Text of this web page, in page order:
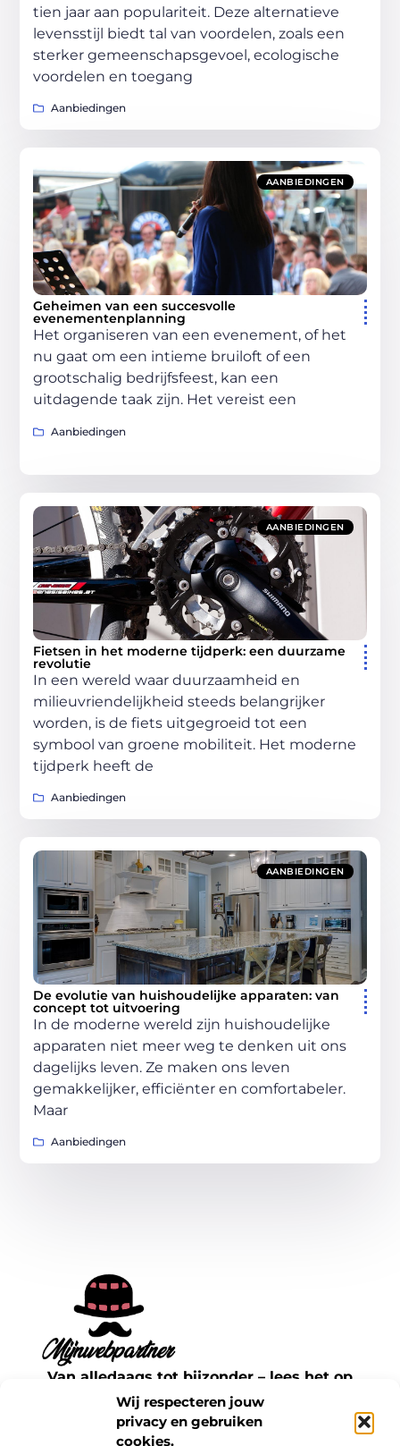
Wij respecteren jouw
privacy en gebruiken
cookies.
tien jaar aan populariteit. Deze alternatieve
levensstijl biedt tal van voordelen, zoals een
sterker gemeenschapsgevoel, ecologische
voordelen en toegang
Aanbiedingen
AANBIEDINGEN
Geheimen van een succesvolle
evenementenplanning
Het organiseren van een evenement, of het
nu gaat om een intieme bruiloft of een
grootschalig bedrijfsfeest, kan een
uitdagende taak zijn. Het vereist een
Aanbiedingen
AANBIEDINGEN
Fietsen in het moderne tijdperk: een duurzame
revolutie
In een wereld waar duurzaamheid en
milieuvriendelijkheid steeds belangrijker
worden, is de fiets uitgegroeid tot een
symbool van groene mobiliteit. Het moderne
tijdperk heeft de
Aanbiedingen
AANBIEDINGEN
De evolutie van huishoudelijke apparaten: van
concept tot uitvoering
In de moderne wereld zijn huishoudelijke
apparaten niet meer weg te denken uit ons
dagelijks leven. Ze maken ons leven
gemakkelijker, efficiënter en comfortabeler.
Maar
Aanbiedingen
Van alledaags tot bijzonder – lees het op
mijnwebpartner.nl.
Ontdek inspirerende blogs en artikelen over
alles wat het dagelijks leven te bieden heeft.